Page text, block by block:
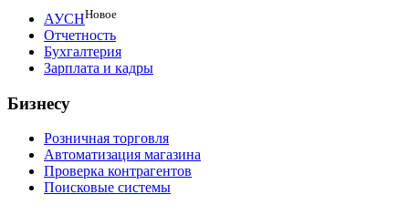
АУСННовое
Отчетность
Бухгалтерия
Зарплата и кадры
Бизнесу
Розничная торговля
Автоматизация магазина
Проверка контрагентов
Поисковые системы